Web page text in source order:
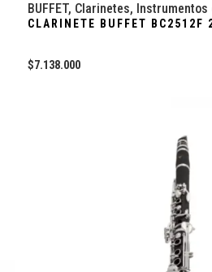
BUFFET, Clarinetes, Instrumentos
CLARINETE BUFFET BC2512F
$7.138.000